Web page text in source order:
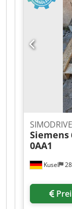
Kusel
Siemens
0AA1